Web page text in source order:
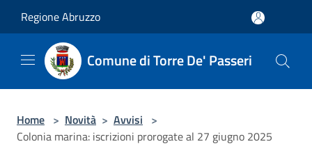
Regione Abruzzo
Comune di Torre De' Passeri
Home > Novità > Avvisi >
Colonia marina: iscrizioni prorogate al 27 giugno 2025